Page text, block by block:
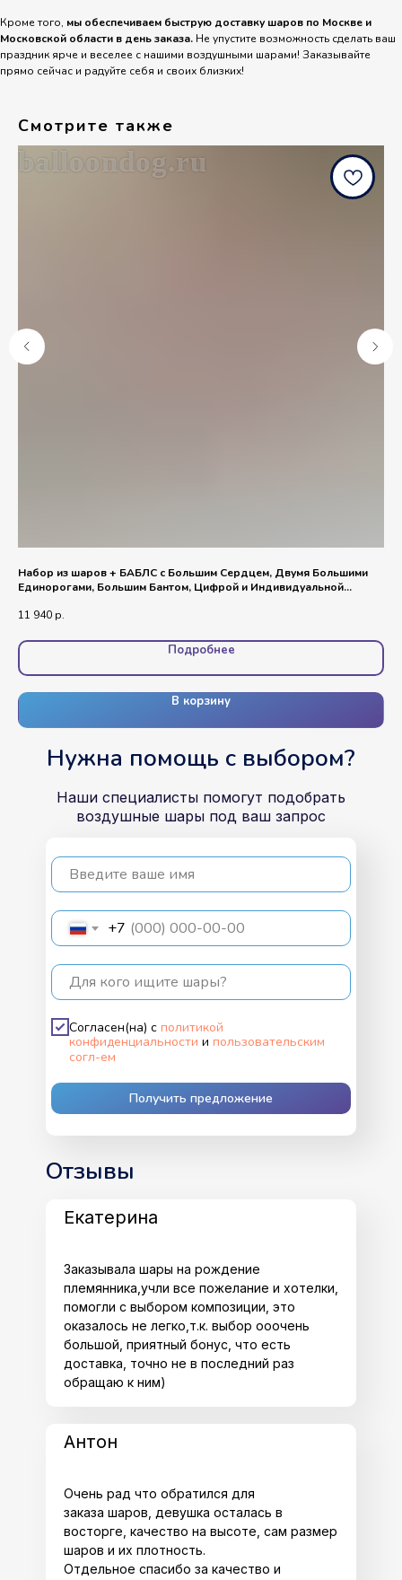
Кроме того, мы обеспечиваем быструю доставку шаров по Москве и
Московской области в день заказа. Не упустите возможность сделать ваш
праздник ярче и веселее с нашими воздушными шарами! Заказывайте
прямо сейчас и радуйте себя и своих близких!
Смотрите также
balloondog.ru
Набор из шаров + БАБЛС с Большим Сердцем, Двумя Большими
Единорогами, Большим Бантом, Цифрой и Индивидуальной
11 940 р.
Подробнее
В корзину
Наши специалисты помогут подобрать
воздушные шары под ваш запрос
Введите ваше имя
+7
Для кого ищите шары?
Согласен(на) с политикой
конфиденциальности и пользовательским
согл-ем
Получить предложение
Нужна помощь с выбором?
Отзывы
Заказывала шары на рождение
племянника,учли все пожелание и хотелки,
помогли с выбором композиции, это
оказалось не легко,т.к. выбор ооочень
большой, приятный бонус, что есть
доставка, точно не в последний раз
обращаю к ним)
Екатерина
Очень рад что обратился для
заказа шаров, девушка осталась в
восторге, качество на высоте, сам размер
шаров и их плотность.
Отдельное спасибо за качество и
Антон